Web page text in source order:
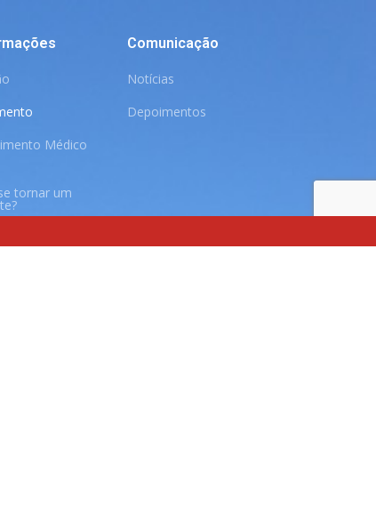
Médico
tornar um
Comunicação
Notícias
Depoimentos